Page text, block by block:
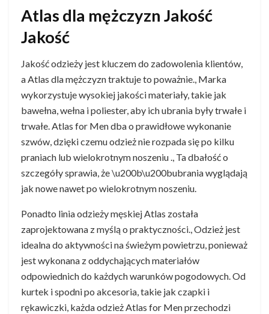
Atlas dla mężczyzn Jakość
Jakość
Jakość odzieży jest kluczem do zadowolenia klientów,
a Atlas dla mężczyzn traktuje to poważnie., Marka
wykorzystuje wysokiej jakości materiały, takie jak
bawełna, wełna i poliester, aby ich ubrania były trwałe i
trwałe. Atlas for Men dba o prawidłowe wykonanie
szwów, dzięki czemu odzież nie rozpada się po kilku
praniach lub wielokrotnym noszeniu ., Ta dbałość o
szczegóły sprawia, że \u200b\u200bubrania wyglądają
jak nowe nawet po wielokrotnym noszeniu.
Ponadto linia odzieży męskiej Atlas została
zaprojektowana z myślą o praktyczności., Odzież jest
idealna do aktywności na świeżym powietrzu, ponieważ
jest wykonana z oddychających materiałów
odpowiednich do każdych warunków pogodowych. Od
kurtek i spodni po akcesoria, takie jak czapki i
rękawiczki, każda odzież Atlas for Men przechodzi